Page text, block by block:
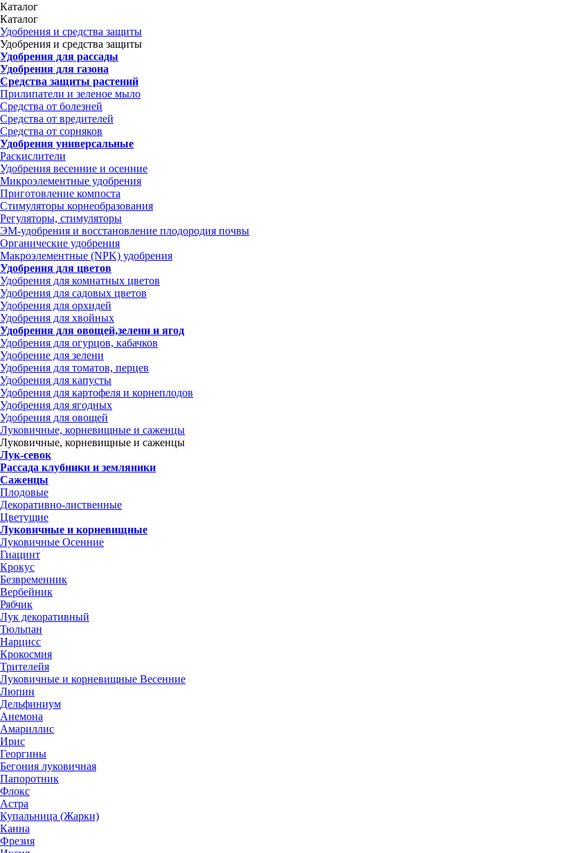
Каталог
Каталог
Удобрения и средства защиты
Удобрения и средства защиты
Удобрения для рассады
Удобрения для газона
Средства защиты растений
Прилипатели и зеленое мыло
Средства от болезней
Средства от вредителей
Средства от сорняков
Удобрения универсальные
Раскислители
Удобрения весенние и осенние
Микроэлементные удобрения
Приготовление компоста
Стимуляторы корнеобразования
Регуляторы, стимуляторы
ЭМ-удобрения и восстановление плодородия почвы
Органические удобрения
Макроэлементные (NPK) удобрения
Удобрения для цветов
Удобрения для комнатных цветов
Удобрения для садовых цветов
Удобрения для орхидей
Удобрения для хвойных
Удобрения для овощей,зелени и ягод
Удобрения для огурцов, кабачков
Удобрение для зелени
Удобрения для томатов, перцев
Удобрения для капусты
Удобрения для картофеля и корнеплодов
Удобрения для ягодных
Удобрения для овощей
Луковичные, корневищные и саженцы
Луковичные, корневищные и саженцы
Лук-севок
Рассада клубники и земляники
Саженцы
Плодовые
Декоративно-лиственные
Цветущие
Луковичные и корневищные
Луковичные Осенние
Гиацинт
Крокус
Безвременник
Вербейник
Рябчик
Лук декоративный
Тюльпан
Нарцисс
Крокосмия
Трителейя
Луковичные и корневищные Весенние
Люпин
Дельфиниум
Анемона
Амариллис
Ирис
Георгины
Бегония луковичная
Папоротник
Флокс
Астра
Купальница (Жарки)
Канна
Фрезия